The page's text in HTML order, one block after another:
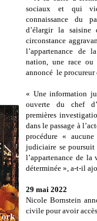
sociaux et qui
connaissance du
d’élargir la saisine
circonstance
l’appartenance de
nation, une race ou
annoncé le procureur
« Une information
ouverte du chef
premières
dans le passage à
procédure «
judiciaire se poursuit
l’appartenance de
déterminée », a-t-il
29 mai 2022
Nicole Bornstein
civile pour avoir